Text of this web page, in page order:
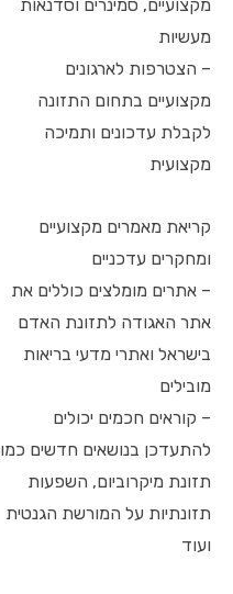
מקצועיים, סמינרים וסדנאות
מעשיות
– הצטרפות לארגונים
מקצועיים בתחום התזונה
לקבלת עדכונים ותמיכה
מקצועית
קריאת מאמרים מקצועיים
ומחקרים עדכניים
– אתרים מומלצים כוללים את
אתר האגודה לתזונת האדם
בישראל ואתרי מדעי בריאות
מובילים
– קוראים חכמים יכולים
להתעדכן בנושאים חדשים כמו
תזונת מיקרוביום, השפעות
תזונתיות על המורשת הגנטית
ועוד